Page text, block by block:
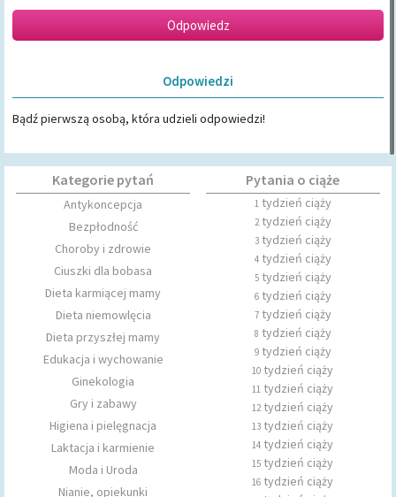
Odpowiedzi
Bądź pierwszą osobą, która udzieli odpowiedzi!
Kategorie pytań
Antykoncepcja
Bezpłodność
Choroby i zdrowie
Ciuszki dla bobasa
Dieta karmiącej mamy
Dieta niemowlęcia
Dieta przyszłej mamy
Edukacja i wychowanie
Ginekologia
Gry i zabawy
Higiena i pielęgnacja
Laktacja i karmienie
Moda i Uroda
Nianie, opiekunki
Pytania o ciąże
1tydzień ciąży
2tydzień ciąży
3tydzień ciąży
4tydzień ciąży
5tydzień ciąży
6tydzień ciąży
7tydzień ciąży
8 tydzień ciąży
9tydzień ciąży
10 tydzień ciąży
11 tydzień ciąży
12tydzień ciąży
13 tydzień ciąży
14 tydzień ciąży
15 tydzień ciąży
16 tydzień ciąży